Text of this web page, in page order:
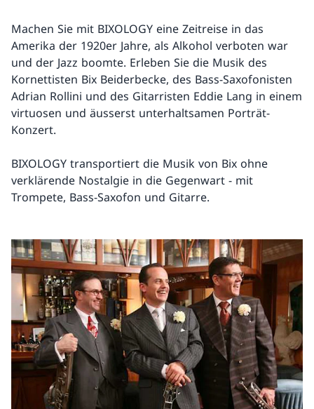
Machen Sie mit BIXOLOGY eine Zeitreise in das
Amerika der 1920er Jahre, als Alkohol verboten war
und der Jazz boomte. Erleben Sie die Musik des
Kornettisten Bix Beiderbecke, des Bass-Saxofonisten
Adrian Rollini und des Gitarristen Eddie Lang in einem
virtuosen und äusserst unterhaltsamen Porträt-
Konzert.
BIXOLOGY transportiert die Musik von Bix ohne
verklärende Nostalgie in die Gegenwart - mit
Trompete, Bass-Saxofon und Gitarre.